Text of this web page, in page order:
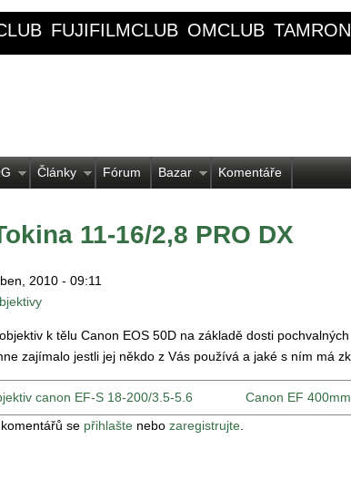
FUJIFILMCLUB OMCLUB
Články Fórum Bazar Komentáře
11-16/2,8 PRO DX
2010 - 09:11
k tělu Canon EOS 50D na základě dosti
zajímalo jestli jej někdo z Vás používá a jaké s ním má
canon EF-S 18-200/3.5-5.6
Canon EF
se přihlašte nebo zaregistrujte